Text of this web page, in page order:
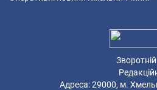
Адреса: 29000, м.